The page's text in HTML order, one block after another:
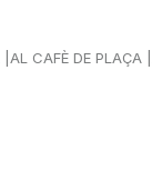
AL CAFÈ DE PLAÇA